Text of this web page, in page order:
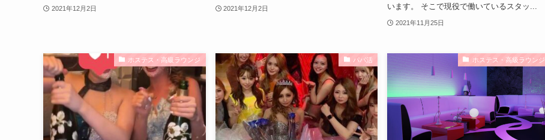
2021年12月2日 2021年12月2日
います。 そこで現役で働いているスタッ...
2021年11月25日
ホステス・高級ラウンジ パパ活 ホステス・高級ラウンジ